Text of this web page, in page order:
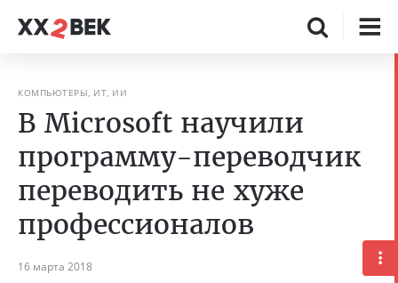
КОМПЬЮТЕРЫ, ИТ, ИИ
В Microsoft научили
программу-переводчик
переводить не хуже
профессионалов
16 марта 2018